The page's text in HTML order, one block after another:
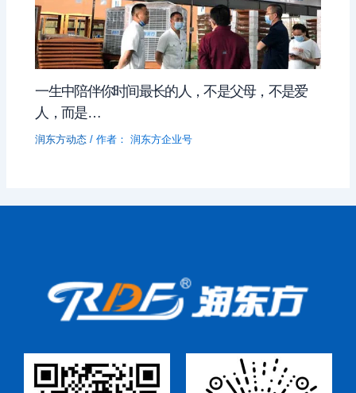
一生中陪伴你时间最长的人，不是父母，不是爱
人，而是…
润东方动态 / 作者： 润东方企业号